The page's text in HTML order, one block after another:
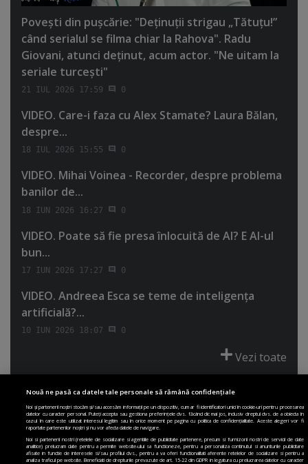
Poveşti din puşcărie: "Deţinuţii strigau „Tătuţu!”
când serialul se filma chiar la Rahova". Radu
Giovani, atunci deţinut, acum actor. "Ne uitam la
seriale turceşti"
21 IUL 2026 17:59 0
VIDEO. Care-i faza cu Alex Stamate? Laura Bălan,
despre...
18 IUL 2026 15:55 0
VIDEO. Mihai Voinea - Recorder, despre problema
banilor de...
18 IUN 2026 16:27 0
VIDEO. Poate să fie presa înlocuită de AI? E AI-ul
bun...
17 IUN 2026 17:27 0
VIDEO. Andreea Esca se teme de inteligenţa
artificială?...
10 IUN 2026 18:07 0
Vezi toate
PRIMA PAGINĂ
POLITICA DE COLECTARE ACORD COOKIE
POLITICA DE CONFIDENȚIALITATE
DESPRE SITE
ECHIPA
DESPRE MINE
JOBURI CONTACT ARHIVA
Nouă ne pasă ca datele tale personale să rămână confidențiale
Noi și partenerii noștri stocăm și/sau accesăm informații pe un dispozitiv, cum ar fi identificatori unici în cookie-uri pentru procesarea
datelor cu caracter personal. Puteți accepta sau gestiona preferințele dvs. făcând clic mai jos, inclusiv dreptul dvs. de a obiecta în
cazul în care este utilizat interesul legitim sau în orice moment pe pagina cu politica de confidențialitate. Aceste alegeri vor fi
raportate partenerilor noștri și nu vor afecta datele de navigare.
Noi si partenerii nostri (retelele de socializare si agentiile de publicitate partenere, precum si furnizorii nostri de servicii de date
analitice) prelucram date pentru a permite website-ului sa functioneze, pentru a personaliza continutul si anunturile publicitare
afisate in functie de interesele si/sau profilul dvs., pentru a va oferi functionalitati aferente retelelor de socializare si pentru a
analiza traficul pe website. Beneficiati de drepturile prevazute de art. 15-22 din GDPR in legatura cu prelucrarea datelor cu caracter